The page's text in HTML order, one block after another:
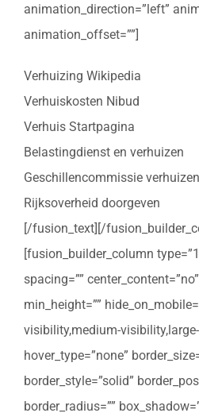
animation_direction=”left”
animation_offset=””]
Verhuizing Wikipedia
Verhuiskosten Nibud
Verhuis Startpagina
Belastingdienst en verhuizen
Geschillencommissie verhuizen
Rijksoverheid doorgeven
[/fusion_text][/
[fusion_builder_column
spacing=””
min_height=””
visibility,medium-visibility,large-
hover_type=”none”
border_style=”solid”
border_radius=””